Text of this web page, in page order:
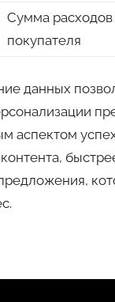
Сумма
покупателя
данных
аспектом